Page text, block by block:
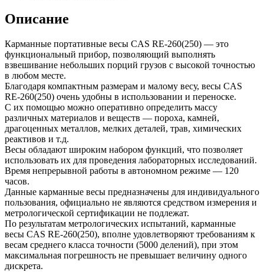
Описание
Карманные портативные весы CAS RE-260(250) — это
функциональный прибор, позволяющий выполнять
взвешивание небольших порций грузов с высокой точностью
в любом месте.
Благодаря компактным размерам и малому весу, весы CAS
RE-260(250) очень удобны в использовании и переноске.
С их помощью можно оперативно определить массу
различных материалов и веществ — пороха, камней,
драгоценных металлов, мелких деталей, трав, химических
реактивов и т.д.
Весы обладают широким набором функций, что позволяет
использовать их для проведения лабораторных исследований.
Время непрерывной работы в автономном режиме — 120
часов.
Данные карманные весы предназначены для индивидуального
пользования, официально не являются средством измерения и
метрологической сертификации не подлежат.
По результатам метрологических испытаний, карманные
весы CAS RE-260(250), вполне удовлетворяют требованиям к
весам среднего класса точности (5000 делений), при этом
максимальная погрешность не превышает величину одного
дискрета.